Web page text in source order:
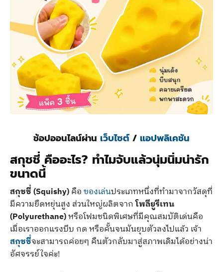
ช้อปออนไลน์ผ่าน เว็บไซต์ / แอปพลิเคชัน
สกุชชี่ คืออะไร? ทำไมจับแล้วนุ่มนิ่มน่ารัก
ขนาดนี้
สกุชชี่ (Squishy)คือของเล่นประเภทหนึ่งที่ทำมาจากวัสดุที่
มีความยืดหยุ่นสูง ส่วนใหญ่ผลิตจากโพลียูรีเทน
(Polyurethane)หรือโฟมชนิดพิเศษที่มีคุณสมบัติเด่นคือ
เมื่อเราออกแรงบีบ กด หรือคั้นจนมันยุบตัวลงไปแล้ว เจ้า
สกุชชี่จะสามารถค่อยๆ คืนตัวกลับมาสู่สภาพเดิมได้อย่างน่า
อัศจรรย์ใจค่ะ!